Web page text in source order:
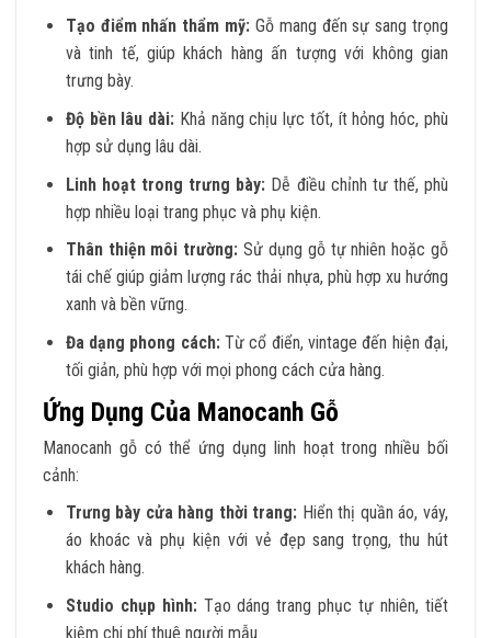
Tạo điểm nhấn thẩm mỹ: Gỗ mang đến sự sang trọng
và tinh tế, giúp khách hàng ấn tượng với không gian
trưng bày.
Độ bền lâu dài: Khả năng chịu lực tốt, ít hỏng hóc, phù
hợp sử dụng lâu dài.
Linh hoạt trong trưng bày: Dễ điều chỉnh tư thế, phù
hợp nhiều loại trang phục và phụ kiện.
Thân thiện môi trường: Sử dụng gỗ tự nhiên hoặc gỗ
tái chế giúp giảm lượng rác thải nhựa, phù hợp xu hướng
xanh và bền vững.
Đa dạng phong cách:Từ cổ điển, vintage đến hiện đại,
tối giản, phù hợp với mọi phong cách cửa hàng.
Ứng Dụng Của Manocanh Gỗ
Manocanh gỗ có thể ứng dụng linh hoạt trong nhiều bối
cảnh:
Trưng bày cửa hàng thời trang: Hiển thị quần áo, váy,
áo khoác và phụ kiện với vẻ đẹp sang trọng, thu hút
khách hàng.
Studio chụp hình:Tạo dáng trang phục tự nhiên, tiết
kiệm chi phí thuê người mẫu.